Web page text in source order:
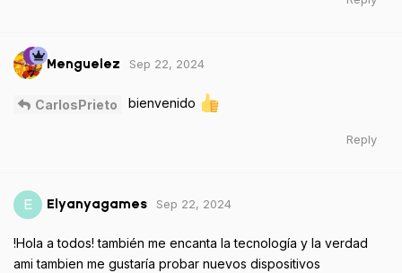
Menguelez Sep 22, 2024
CarlosPrieto bienvenido
Reply
E Elyanyagames Sep 22, 2024
!Hola a todos! también me encanta la tecnología y la verdad
ami tambien me gustaría probar nuevos dispositivos